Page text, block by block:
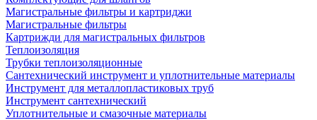
Магистральные фильтры и картриджи
Магистральные фильтры
Картрижди для магистральных фильтров
Теплоизоляция
Трубки теплоизоляционные
Сантехнический инструмент и уплотнительные материалы
Инструмент для металлопластиковых труб
Инструмент сантехнический
Уплотнительные и смазочные материалы